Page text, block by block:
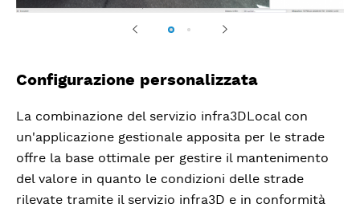
Configurazione personalizzata
La combinazione del servizio infra3DLocal con
un'applicazione gestionale apposita per le strade
offre la base ottimale per gestire il mantenimento
del valore in quanto le condizioni delle strade
rilevate tramite il servizio infra3D e in conformità